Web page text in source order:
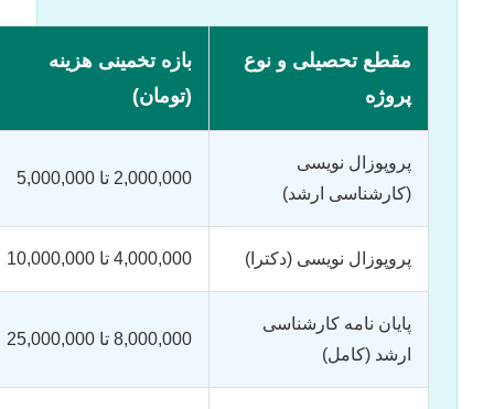
مقطع تحصیلی و نوع
پروژه
بازه تخمینی هزینه
(تومان)
پروپوزال نویسی
(کارشناسی ارشد)
2,000,000 تا 5,000,000
پروپوزال نویسی (دکترا) 4,000,000 تا 10,000,000
پایان نامه کارشناسی
ارشد (کامل)
8,000,000 تا 25,000,000